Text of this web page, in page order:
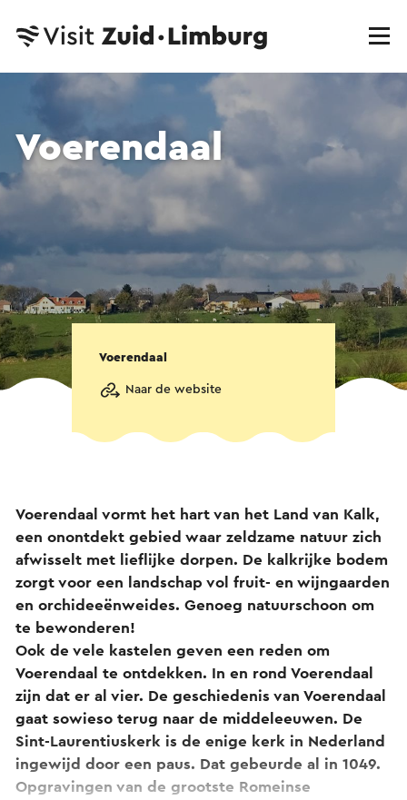
Voerendaal
Voerendaal
Naar de website
Voerendaal vormt het hart van het Land van Kalk,
een onontdekt gebied waar zeldzame natuur zich
afwisselt met lieflijke dorpen. De kalkrijke bodem
zorgt voor een landschap vol fruit- en wijngaarden
en orchideeënweides. Genoeg natuurschoon om
te bewonderen!
Ook de vele kastelen geven een reden om
Voerendaal te ontdekken. In en rond Voerendaal
zijn dat er al vier. De geschiedenis van Voerendaal
gaat sowieso terug naar de middeleeuwen. De
Sint-Laurentiuskerk is de enige kerk in Nederland
ingewijd door een paus. Dat gebeurde al in 1049.
Opgravingen van de grootste Romeinse